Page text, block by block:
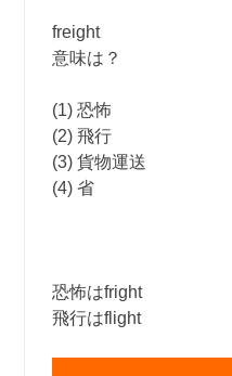
freight
意味は？
(1) 恐怖
(2) 飛行
(3) 貨物運送
(4) 省
恐怖はfright
飛行はflight